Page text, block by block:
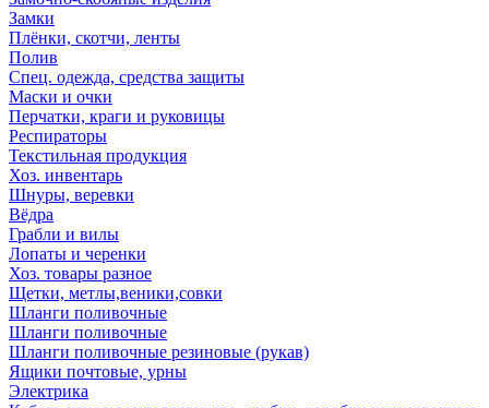
Замки
Плёнки, скотчи, ленты
Полив
Спец. одежда, средства защиты
Маски и очки
Перчатки, краги и руковицы
Респираторы
Текстильная продукция
Хоз. инвентарь
Шнуры, веревки
Вёдра
Грабли и вилы
Лопаты и черенки
Хоз. товары разное
Щетки, метлы,веники,совки
Шланги поливочные
Шланги поливочные
Шланги поливочные резиновые (рукав)
Ящики почтовые, урны
Электрика